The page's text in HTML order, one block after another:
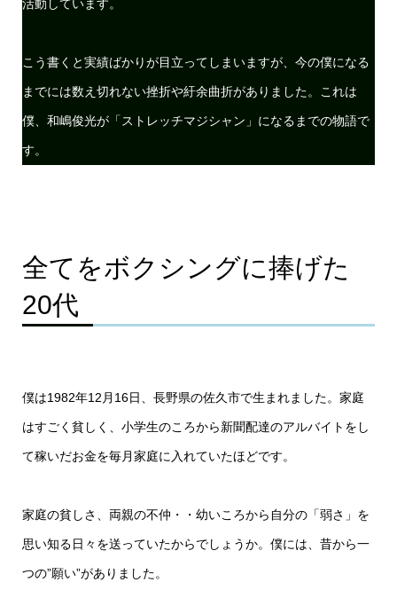
活動しています。
こう書くと実績ばかりが目立ってしまいますが、今の僕になる
までには数え切れない挫折や紆余曲折がありました。これは
僕、和嶋俊光が「ストレッチマジシャン」になるまでの物語で
す。
全てをボクシングに捧げた
20代
僕は1982年12月16日、長野県の佐久市で生まれました。家庭
はすごく貧しく、小学生のころから新聞配達のアルバイトをし
て稼いだお金を毎月家庭に入れていたほどです。
家庭の貧しさ、両親の不仲・・幼いころから自分の「弱さ」を
思い知る日々を送っていたからでしょうか。僕には、昔から一
つの”願い”がありました。